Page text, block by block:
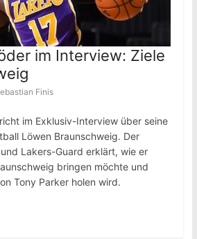
im Interview: Ziele
Finis
im Exklusiv-Interview über seine
Löwen Braunschweig. Der
Lakers-Guard erklärt, wie er
bringen möchte und
Tony Parker holen wird.